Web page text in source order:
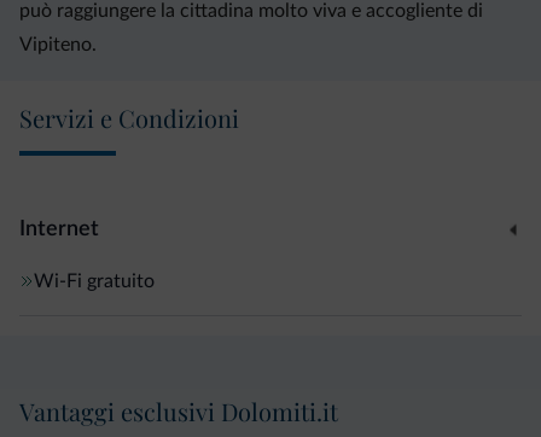
può raggiungere la cittadina molto viva e accogliente di
Vipiteno.
Servizi e Condizioni
Internet
Wi-Fi gratuito
Vantaggi esclusivi Dolomiti.it